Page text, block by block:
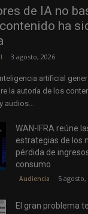
de IA no
ha
3 agosto, 2026
artificial
la autoría de los
audios...
WAN-IFRA reúne
estrategias de los
pérdida de
consumo
Audiencia 5 agosto,
El gran problema